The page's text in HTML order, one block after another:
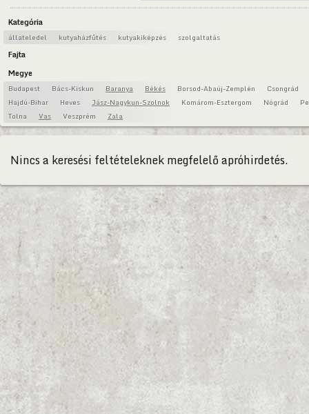
Kategória
állateledel kutyaházfűtés kutyakiképzés szolgaltatás
Fajta
Megye
Budapest Bács-Kiskun Baranya Békés Borsod-Abaúj-Zemplén
Csongrád
Hajdú-Bihar
Heves Jász-Nagykun-Szolnok Komárom-Esztergom Nógrád
Tolna
Vas Veszprém Zala
Nincs a keresési feltételeknek megfelelő apróhirdetés.